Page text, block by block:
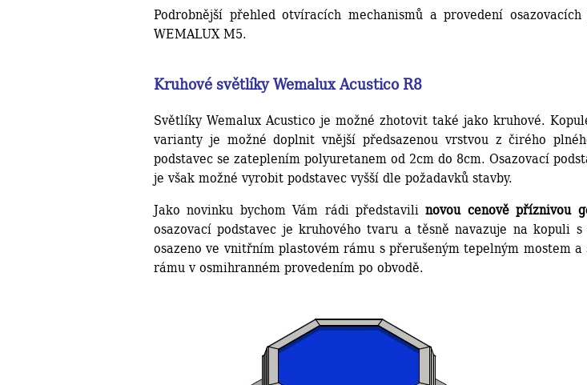
Podrobnější přehled otvíracích mechanismů a provedení
WEMALUX M5.
Kruhové světlíky Wemalux Acustico R8
Světlíky Wemalux Acustico je možné zhotovit také jako kruhové.
varianty je možné doplnit vnější předsazenou vrstvou z čirého
podstavec se zateplením polyuretanem od 2cm do 8cm. Osazovací
je však možné vyrobit podstavec vyšší dle požadavků stavby.
Jako novinku bychom Vám rádi představilinovou cenově příznivou
osazovací podstavec je kruhového tvaru a těsně navazuje na kopuli
osazeno ve vnitřním plastovém rámu s přerušeným tepelným mostem
rámu v osmihranném provedením po obvodě.